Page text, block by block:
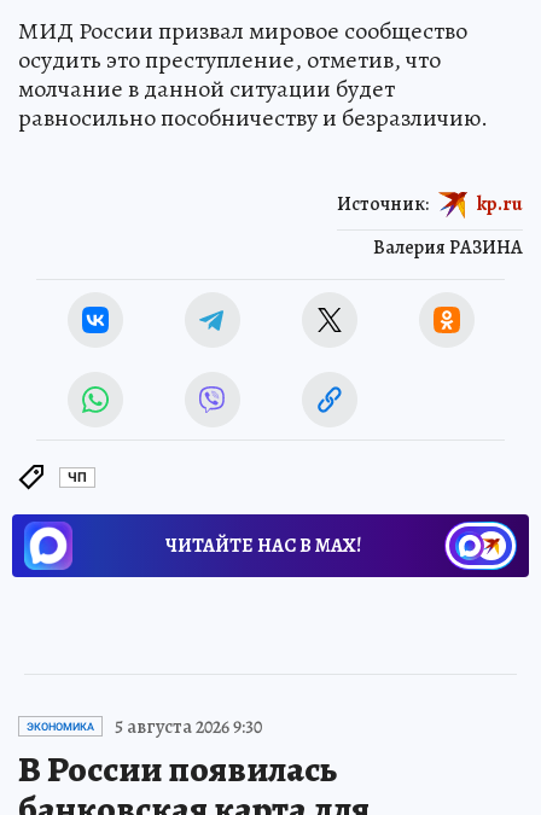
МИД России призвал мировое сообщество
осудить это преступление, отметив, что
молчание в данной ситуации будет
равносильно пособничеству и безразличию.
Валерия РАЗИНА
Источник: kp.ru
ЧП
ЧИТАЙТЕ НАС В МАХ!
ЭКОНОМИКА 5 августа 2026 9:30
В России появилась